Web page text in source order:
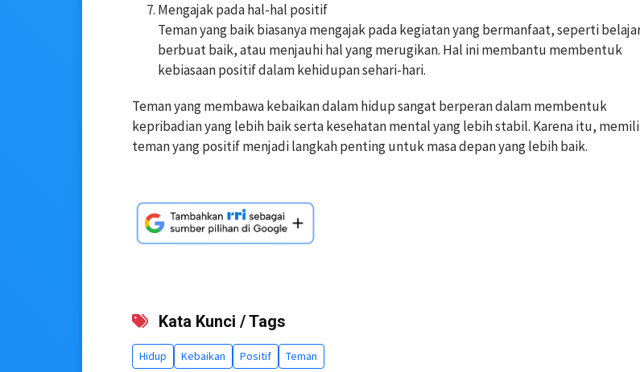
Mengajak pada hal-hal positif
Teman yang baik biasanya mengajak pada kegiatan yang bermanfaat, seperti
berbuat baik, atau menjauhi hal yang merugikan. Hal ini membantu membentuk
kebiasaan positif dalam kehidupan sehari-hari.
Teman yang membawa kebaikan dalam hidup sangat berperan dalam membentuk
kepribadian yang lebih baik serta kesehatan mental yang lebih stabil. Karena itu,
teman yang positif menjadi langkah penting untuk masa depan yang lebih baik.
Kata Kunci / Tags
Hidup Kebaikan Positif Teman